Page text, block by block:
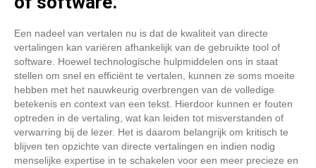
Een nadeel van vertalen nu is dat de kwaliteit van directe
vertalingen kan variëren afhankelijk van de gebruikte tool of
software. Hoewel technologische hulpmiddelen ons in staat
stellen om snel en efficiënt te vertalen, kunnen ze soms moeite
hebben met het nauwkeurig overbrengen van de volledige
betekenis en context van een tekst. Hierdoor kunnen er fouten
optreden in de vertaling, wat kan leiden tot misverstanden of
verwarring bij de lezer. Het is daarom belangrijk om kritisch te
blijven ten opzichte van directe vertalingen en indien nodig
menselijke expertise in te schakelen voor een meer precieze en